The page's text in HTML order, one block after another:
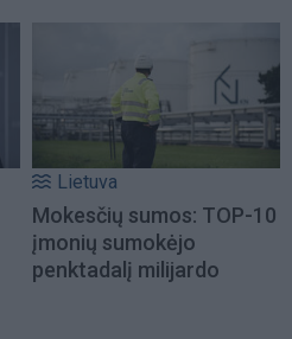
Lietuva
Mokesčių sumos: TOP-10
įmonių sumokėjo
penktadalį milijardo